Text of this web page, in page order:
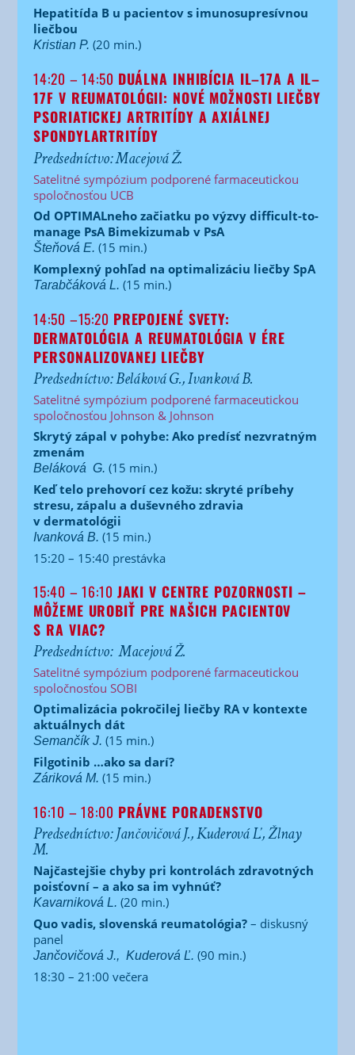
Hepatitída B u pacientov s imunosupresívnou
liečbou
Kristian P. (20 min.)
14:20 – 14:50 DUÁLNA INHIBÍCIA IL–17A A IL–
17F V REUMATOLÓGII: NOVÉ MOŽNOSTI LIEČBY
PSORIATICKEJ ARTRITÍDY A AXIÁLNEJ
SPONDYLARTRITÍDY
Predsedníctvo: Macejová Ž.
Satelitné sympózium podporené farmaceutickou
spoločnosťou UCB
Od OPTIMALneho začiatku po výzvy difficult-to-
manage PsA Bimekizumab v PsA
Šteňová E. (15 min.)
Komplexný pohľad na optimalizáciu liečby SpA
Tarabčáková L. (15 min.)
14:50 –15:20 PREPOJENÉ SVETY:
DERMATOLÓGIA A REUMATOLÓGIA V ÉRE
PERSONALIZOVANEJ LIEČBY
Predsedníctvo: Beláková G., Ivanková B.
Satelitné sympózium podporené farmaceutickou
spoločnosťou Johnson & Johnson
Skrytý zápal v pohybe: Ako predísť nezvratným
zmenám
Beláková G. (15 min.)
Keď telo prehovorí cez kožu: skryté príbehy
stresu, zápalu a duševného zdravia
v dermatológii
Ivanková B. (15 min.)
15:20 – 15:40 prestávka
15:40 – 16:10 JAKI V CENTRE POZORNOSTI –
MÔŽEME UROBIŤ PRE NAŠICH PACIENTOV
S RA VIAC?
Predsedníctvo: Macejová Ž.
Satelitné sympózium podporené farmaceutickou
spoločnosťou SOBI
Optimalizácia pokročilej liečby RA v kontexte
aktuálnych dát
Semančík J. (15 min.)
Filgotinib …ako sa darí?
Záriková M. (15 min.)
16:10 – 18:00 PRÁVNE PORADENSTVO
Predsedníctvo: Jančovičová J., Kuderová Ľ., Žlnay
M.
Najčastejšie chyby pri kontrolách zdravotných
poisťovní – a ako sa im vyhnúť?
Kavarniková L. (20 min.)
Quo vadis, slovenská reumatológia? – diskusný
panel
Jančovičová J., Kuderová Ľ. (90 min.)
18:30 – 21:00 večera